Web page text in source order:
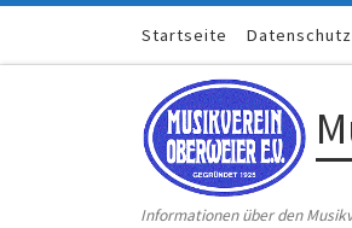
Zum Inhalt springenStartseite Datenschutz
Informationen über den